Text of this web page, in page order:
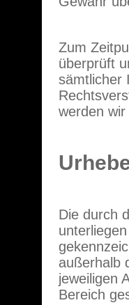
Zum
überprüft
sämtlicher
werden
Die durch
außerhalb
jeweiligen
Bereich